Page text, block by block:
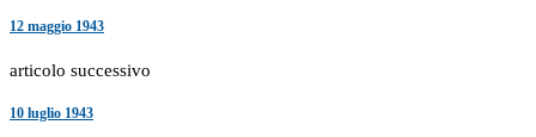
12 maggio 1943
articolo successivo
10 luglio 1943